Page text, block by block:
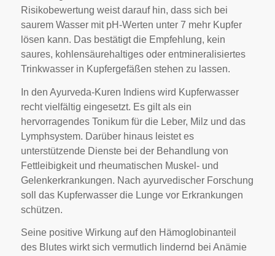
Risikobewertung weist darauf hin, dass sich bei
saurem Wasser mit pH-Werten unter 7 mehr Kupfer
lösen kann. Das bestätigt die Empfehlung, kein
saures, kohlensäurehaltiges oder entmineralisiertes
Trinkwasser in Kupfergefäßen stehen zu lassen.
In den Ayurveda-Kuren Indiens wird Kupferwasser
recht vielfältig eingesetzt. Es gilt als ein
hervorragendes Tonikum für die Leber, Milz und das
Lymphsystem. Darüber hinaus leistet es
unterstützende Dienste bei der Behandlung von
Fettleibigkeit und rheumatischen Muskel- und
Gelenkerkrankungen. Nach ayurvedischer Forschung
soll das Kupferwasser die Lunge vor Erkrankungen
schützen.
Seine positive Wirkung auf den Hämoglobinanteil
des Blutes wirkt sich vermutlich lindernd bei Anämie